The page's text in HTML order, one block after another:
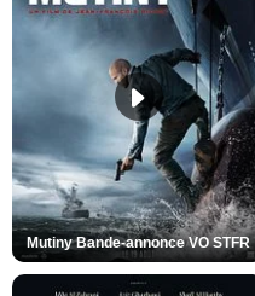
Mutiny Bande-annonce VO STFR